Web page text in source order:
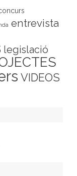
entrevista
legislació
VIDEOS